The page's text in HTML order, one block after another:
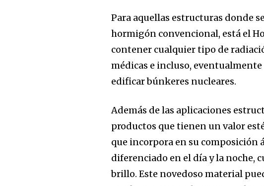
Para aquellas estructuras donde
hormigón convencional, está el
contener cualquier tipo de
médicas e incluso,
edificar búnkeres nucleares.
Además de las aplicaciones
productos que tienen un valor
que incorpora en su composición
diferenciado en el día y la noche,
brillo. Este novedoso material